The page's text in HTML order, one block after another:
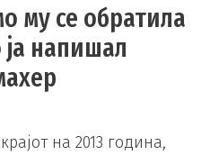
му се обратила
напишал
на 2013 година,